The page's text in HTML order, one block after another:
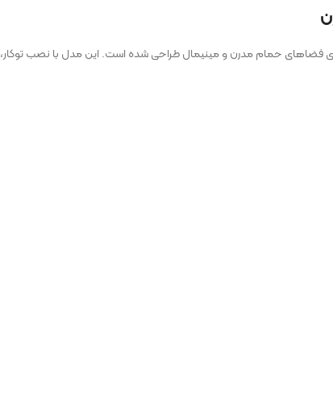
است که برای فضاهای حمام مدرن و مینیمال طراحی شده است. این مدل با نصب